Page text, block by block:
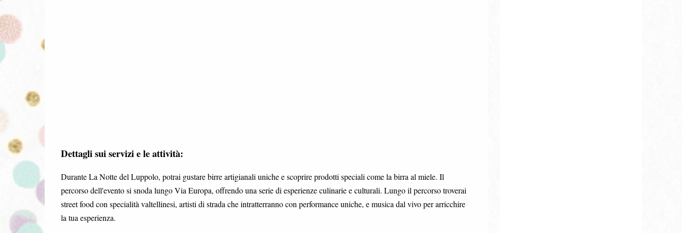
Dettagli sui servizi e le attività:
Durante La Notte del Luppolo, potrai gustare birre artigianali uniche e scoprire prodotti speciali come la birra al miele. Il
percorso dell'evento si snoda lungo Via Europa, offrendo una serie di esperienze culinarie e culturali. Lungo il percorso troverai
street food con specialità valtellinesi, artisti di strada che intratterranno con performance uniche, e musica dal vivo per arricchire
la tua esperienza.